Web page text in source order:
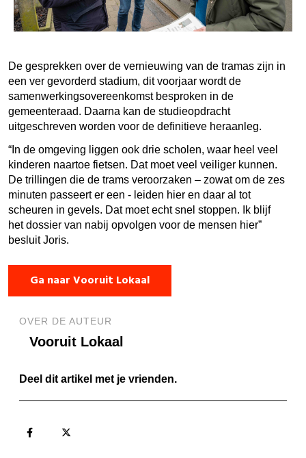
De gesprekken over de vernieuwing van de tramas zijn in
een ver gevorderd stadium, dit voorjaar wordt de
samenwerkingsovereenkomst besproken in de
gemeenteraad. Daarna kan de studieopdracht
uitgeschreven worden voor de definitieve heraanleg.
“In de omgeving liggen ook drie scholen, waar heel veel
kinderen naartoe fietsen. Dat moet veel veiliger kunnen.
De trillingen die de trams veroorzaken – zowat om de zes
minuten passeert er een - leiden hier en daar al tot
scheuren in gevels. Dat moet echt snel stoppen. Ik blijf
het dossier van nabij opvolgen voor de mensen hier”
besluit Joris.
Ga naar Vooruit Lokaal
OVER DE AUTEUR
Vooruit Lokaal
Deel dit artikel met je vrienden.